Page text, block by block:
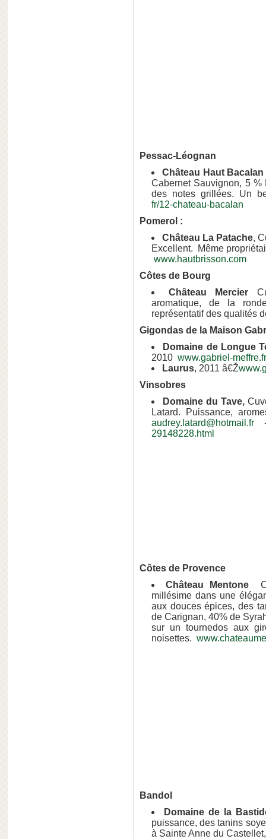
Pessac-Léognan
Château Haut Bacalan
Cabernet Sauvignon, 5 %
des notes grillées. Un
fr/12-chateau-bacalan
Pomerol :
Château La Patache,
Excellent. Même
www.hautbrisson.com
Côtes de Bourg
Château Mercier
aromatique, de la
représentatif des qualités
Gigondas de la Maison
Domaine de Longue
2010 www.gabriel-
Laurus, 2011 â€Ž
Vinsobres
Domaine du Tave,
Latard. Puissance,
audrey.latard@hotmail.fr
29148228.html
Côtes de Provence
Château Mentone
millésime dans une
aux douces épices, des
de Carignan, 40% de
sur un tournedos aux
noisettes.
Bandol
Domaine de la
puissance, des tanins
à Sainte Anne du